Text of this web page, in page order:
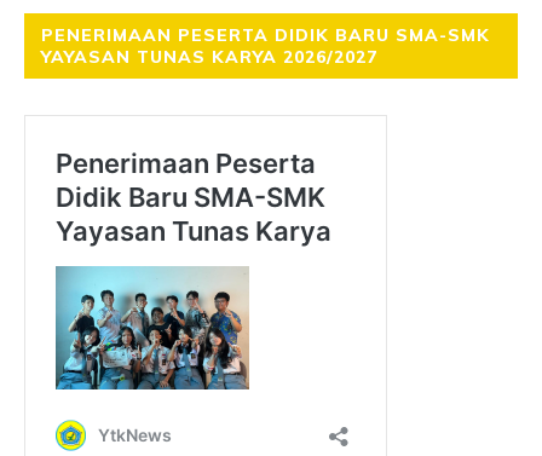
PENERIMAAN PESERTA DIDIK BARU SMA-SMK
YAYASAN TUNAS KARYA 2026/2027